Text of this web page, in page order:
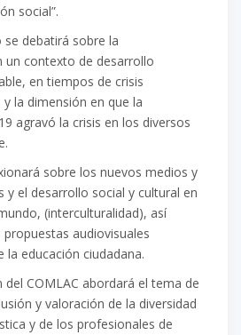
social”.
debatirá sobre la
un contexto de desarrollo
en tiempos de crisis
la dimensión en que la
agravó la crisis en los diversos
sobre los nuevos medios y
y el desarrollo social y cultural en
(interculturalidad), así
audiovisuales
la educación ciudadana.
COMLAC abordará el tema de
y valoración de la diversidad
y de los profesionales de